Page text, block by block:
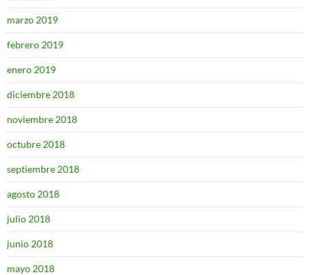
marzo 2019
febrero 2019
enero 2019
diciembre 2018
noviembre 2018
octubre 2018
septiembre 2018
agosto 2018
julio 2018
junio 2018
mayo 2018